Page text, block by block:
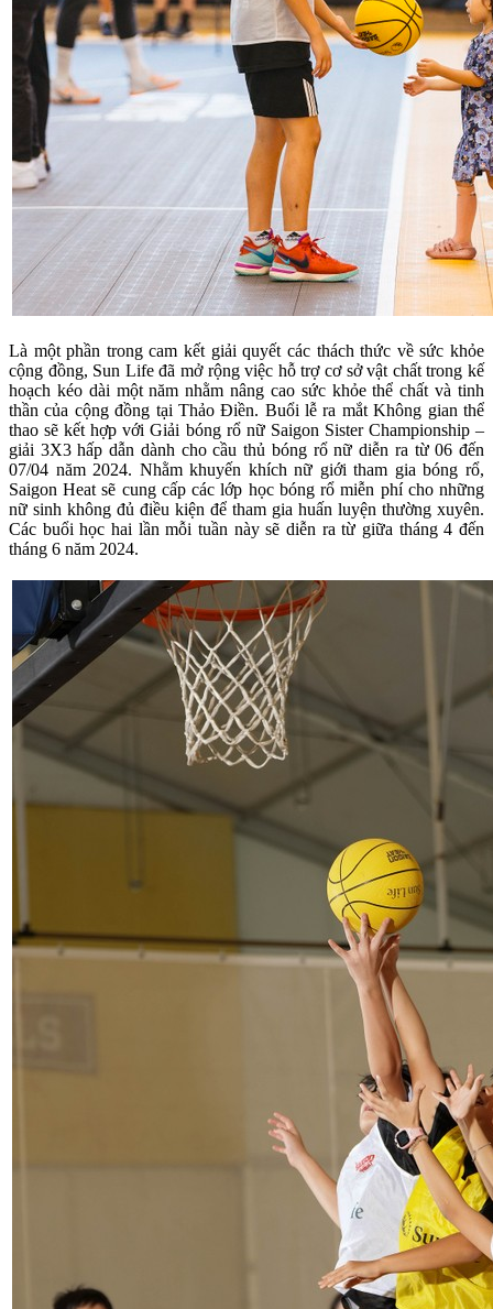
Là một phần trong cam kết giải quyết các thách thức về sức khỏe
cộng đồng, Sun Life đã mở rộng việc hỗ trợ cơ sở vật chất trong kế
hoạch kéo dài một năm nhằm nâng cao sức khỏe thể chất và tinh
thần của cộng đồng tại Thảo Điền. Buổi lễ ra mắt Không gian thể
thao sẽ kết hợp với Giải bóng rổ nữ Saigon Sister Championship –
giải 3X3 hấp dẫn dành cho cầu thủ bóng rổ nữ diễn ra từ 06 đến
07/04 năm 2024. Nhằm khuyến khích nữ giới tham gia bóng rổ,
Saigon Heat sẽ cung cấp các lớp học bóng rổ miễn phí cho những
nữ sinh không đủ điều kiện để tham gia huấn luyện thường xuyên.
Các buổi học hai lần mỗi tuần này sẽ diễn ra từ giữa tháng 4 đến
tháng 6 năm 2024.